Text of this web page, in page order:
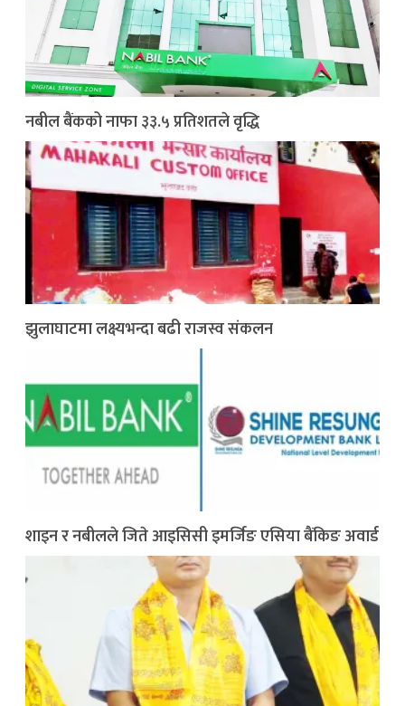
नबील बैंकको नाफा ३३.५ प्रतिशतले वृद्धि
झुलाघाटमा लक्ष्यभन्दा बढी राजस्व संकलन
शाइन र नबीलले जिते आइसिसी इमर्जिङ एसिया बैंकिङ अवार्ड